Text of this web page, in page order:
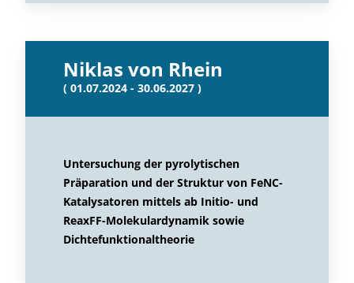
Niklas von Rhein
( 01.07.2024 - 30.06.2027 )
Untersuchung der pyrolytischen
Präparation und der Struktur von FeNC-
Katalysatoren mittels ab Initio- und
ReaxFF-Molekulardynamik sowie
Dichtefunktionaltheorie